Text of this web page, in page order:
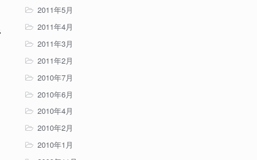
2011年5月
2011年4月
2011年3月
2011年2月
2010年7月
2010年6月
2010年4月
2010年2月
2010年1月